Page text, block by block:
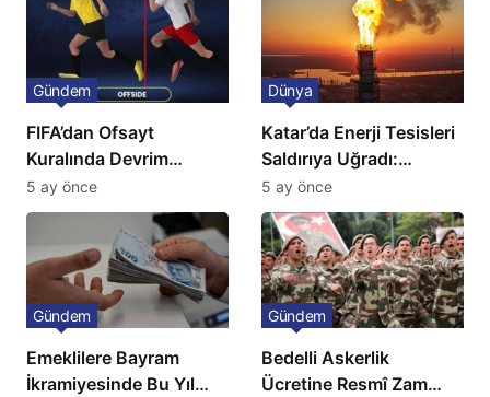
FIFA’dan Ofsayt
Kuralında Devrim
Niteliğinde Onay
Gündem
5 ay önce
Katar’da Enerji Tesisleri
Saldırıya Uğradı:
Avrupa’da Doğalgaz
Fiyatlarında Sert Artış
Dünya
5 ay önce
Emeklilere Bayram
İkramiyesinde Bu Yıl
Gündem
Bedelli Askerlik
Ücretine Resmî Zam
Gündem